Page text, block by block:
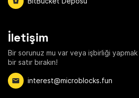
İletişim
Bir sorunuz mu var veya işbirliği yapmak
bir satır bırakın!
interest@microblocks.fun